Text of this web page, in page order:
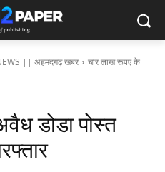
|| अहमदगढ़ खबर
चार लाख रूपए के
डोडा पोस्त